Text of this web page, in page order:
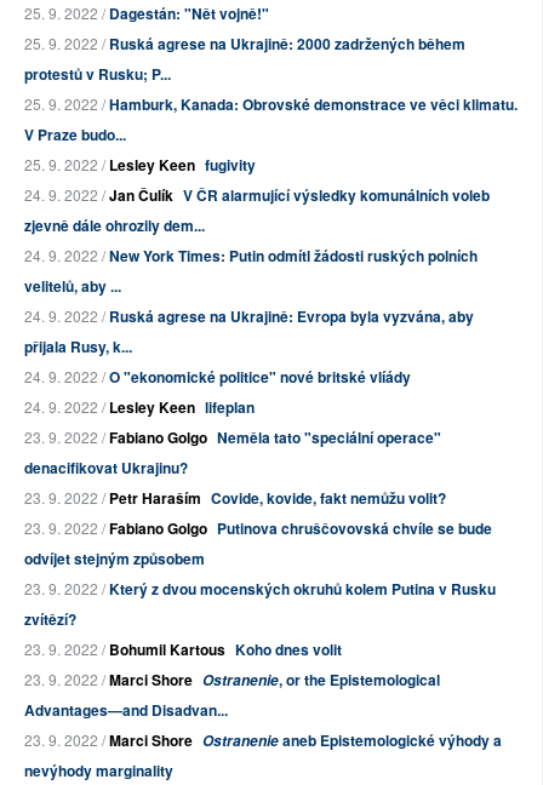
25. 9. 2022 /Dagestán: "Nět vojně!"
25. 9. 2022 /Ruská agrese na Ukrajině: 2000 zadržených během
protestů v Rusku; P...
25. 9. 2022 /Hamburk, Kanada: Obrovské demonstrace ve věci klimatu.
V Praze budo...
25. 9. 2022 /Lesley Keen fugivity
24. 9. 2022 /Jan Čulík V ČR alarmující výsledky komunálních voleb
zjevně dále ohrozily dem...
24. 9. 2022 /New York Times: Putin odmítl žádosti ruských polních
velitelů, aby ...
24. 9. 2022 /Ruská agrese na Ukrajině: Evropa byla vyzvána, aby
přijala Rusy, k...
24. 9. 2022 /O "ekonomické politice" nové britské vlíády
24. 9. 2022 /Lesley Keen lifeplan
23. 9. 2022 /Fabiano Golgo Neměla tato "speciální operace"
denacifikovat Ukrajinu?
23. 9. 2022 /Petr Haraším Covide, kovide, fakt nemůžu volit?
23. 9. 2022 /Fabiano Golgo Putinova chruščovovská chvíle se bude
odvíjet stejným způsobem
23. 9. 2022 /Který z dvou mocenských okruhů kolem Putina v Rusku
zvítězí?
23. 9. 2022 /Bohumil Kartous Koho dnes volit
23. 9. 2022 /Marci Shore Ostranenie, or the Epistemological
Advantages—and Disadvan...
23. 9. 2022 /Marci Shore Ostranenieaneb Epistemologické výhody a
nevýhody marginality